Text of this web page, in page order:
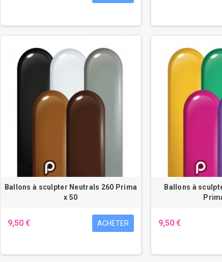
Ballons à sculpter Neutrals 260 Prima
x 50
9,50 € ACHETER
Ballons à
9,50 €